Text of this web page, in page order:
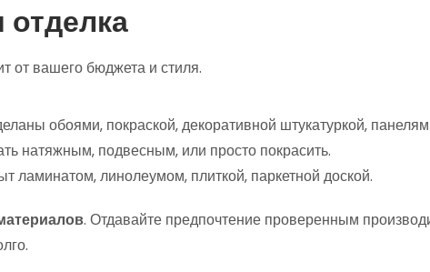
от вашего бюджета и стиля.
обоями‚ покраской‚ декоративной штукатуркой‚
натяжным‚ подвесным‚ или просто покрасить.
ламинатом‚ линолеумом‚ плиткой‚ паркетной доской.
. Отдавайте предпочтение проверенным